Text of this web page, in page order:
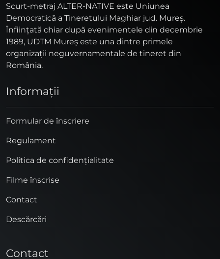
Scurt-metraj ALTER-NATIVE este Uniunea
Democratică a Tineretului Maghiar jud. Mureş.
Înfiinţată chiar după evenimentele din decembrie
1989, UDTM Mureş este una dintre primele
organizaţii neguvernamentale de tineret din
România.
Informaţii
Formular de înscriere
Regulament
Politica de confidențialitate
Filme înscrise
Contact
Descărcări
Contact